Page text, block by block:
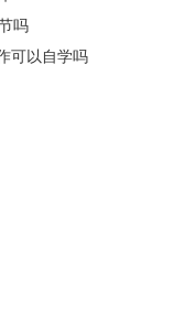
吗
可以自学吗